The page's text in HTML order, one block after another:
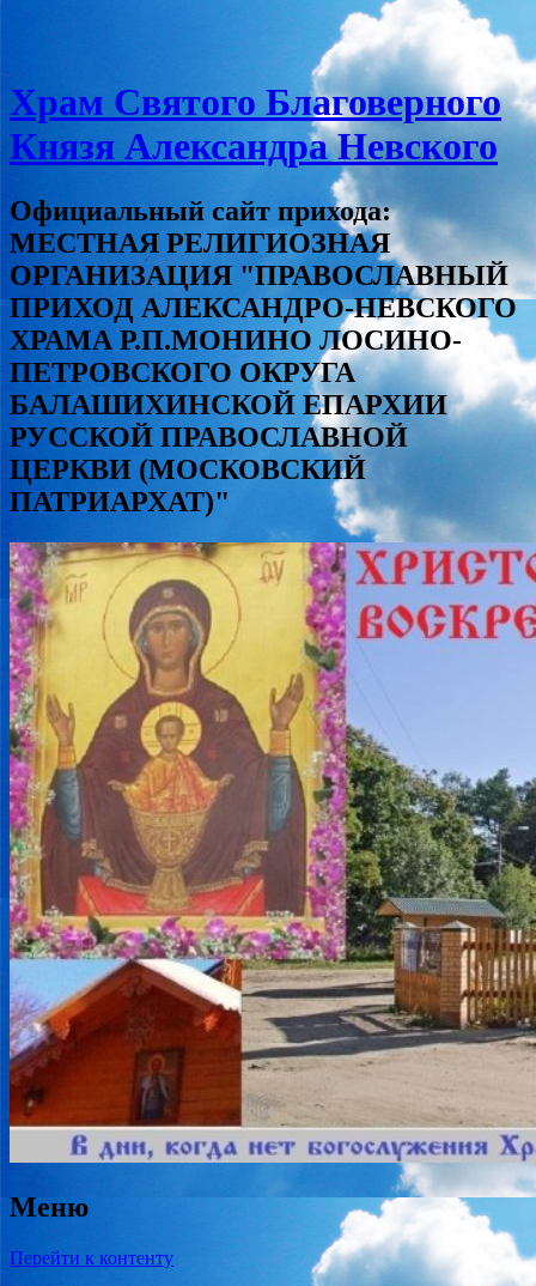
Храм Святого Благоверного
Князя Александра Невского
Официальный сайт прихода:
МЕСТНАЯ РЕЛИГИОЗНАЯ
ОРГАНИЗАЦИЯ "ПРАВОСЛАВНЫЙ
ПРИХОД АЛЕКСАНДРО-НЕВСКОГО
ХРАМА Р.П.МОНИНО ЛОСИНО-
ПЕТРОВСКОГО ОКРУГА
БАЛАШИХИНСКОЙ ЕПАРХИИ
РУССКОЙ ПРАВОСЛАВНОЙ
ЦЕРКВИ (МОСКОВСКИЙ
ПАТРИАРХАТ)"
Меню
Перейти к контенту